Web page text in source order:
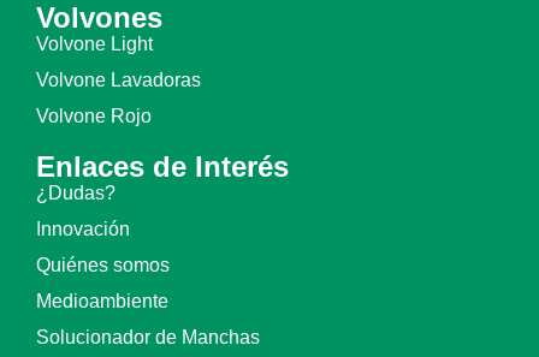
Volvones
Volvone Light
Volvone Lavadoras
Volvone Rojo
Enlaces de Interés
¿Dudas?
Innovación
Quiénes somos
Medioambiente
Solucionador de Manchas